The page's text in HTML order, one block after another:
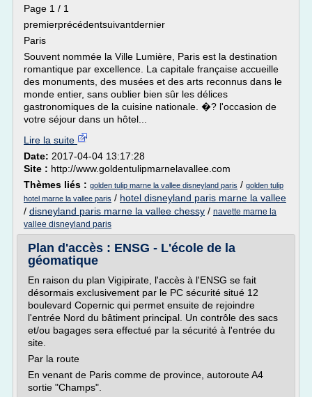
Page 1 / 1
premierprécédentsuivantdernier
Paris
Souvent nommée la Ville Lumière, Paris est la destination
romantique par excellence. La capitale française accueille
des monuments, des musées et des arts reconnus dans le
monde entier, sans oublier bien sûr les délices
gastronomiques de la cuisine nationale. �? l'occasion de
votre séjour dans un hôtel...
Lire la suite
Date: 2017-04-04 13:17:28
Site : http://www.goldentulipmarnelavallee.com
Thèmes liés : golden tulip marne la vallee disneyland paris / golden tulip
hotel marne la vallee paris / hotel disneyland paris marne la vallee
/ disneyland paris marne la vallee chessy / navette marne la
vallee disneyland paris
Plan d'accès : ENSG - L'école de la
géomatique
En raison du plan Vigipirate, l'accès à l'ENSG se fait
désormais exclusivement par le PC sécurité situé 12
boulevard Copernic qui permet ensuite de rejoindre
l'entrée Nord du bâtiment principal. Un contrôle des sacs
et/ou bagages sera effectué par la sécurité à l'entrée du
site.
Par la route
En venant de Paris comme de province, autoroute A4
sortie "Champs".